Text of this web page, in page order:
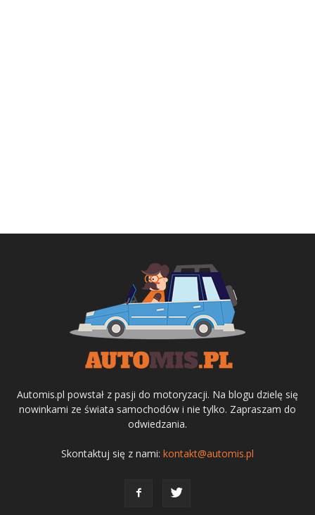
Automis.pl powstał z pasji do motoryzacji. Na blogu dzielę się
nowinkami ze świata samochodów i nie tylko. Zapraszam do
odwiedzania.
Skontaktuj się z nami: kontakt@automis.pl